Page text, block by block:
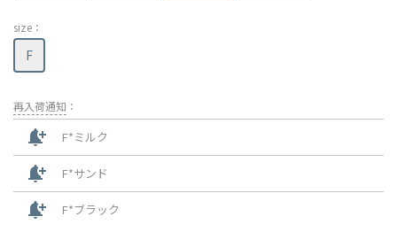
size：
F
再入荷通知 ：
notification_add F*ミルク
notification_add F*サンド
notification_add F*ブラック